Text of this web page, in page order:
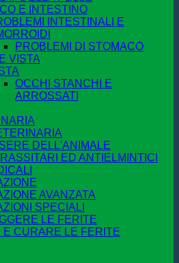
E INTESTINO
INTESTINALI E
PROBLEMI DI STOMACO
VISTA
OCCHI STANCHI E
ARROSSATI
DELL'ANIMALE
ED ANTIELMINTICI
AVANZATA
SPECIALI
LE FERITE
E CURARE LE FERITE